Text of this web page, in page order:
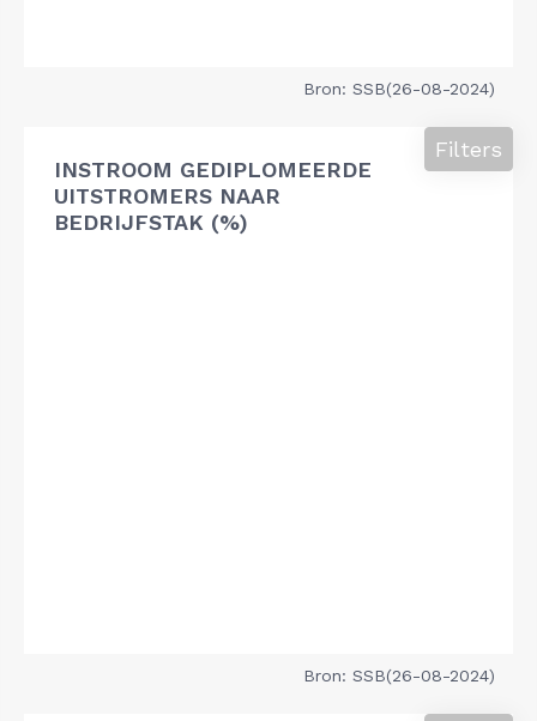
Bron: SSB(26-08-2024)
INSTROOM GEDIPLOMEERDE
UITSTROMERS NAAR
BEDRIJFSTAK (%)
Filters
Bron: SSB(26-08-2024)